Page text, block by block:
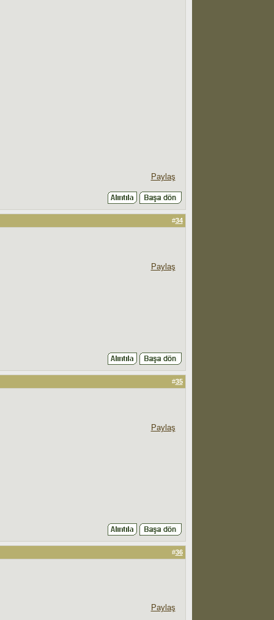
Paylaş
#34
Paylaş
#35
Paylaş
#36
Paylaş